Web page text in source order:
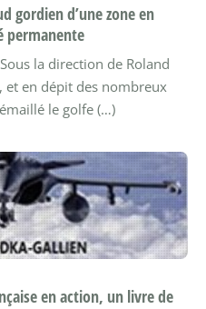
gordien d’une zone en
permanente
Sous la direction de Roland
et en dépit des nombreux
le golfe (…)
en action, un livre de